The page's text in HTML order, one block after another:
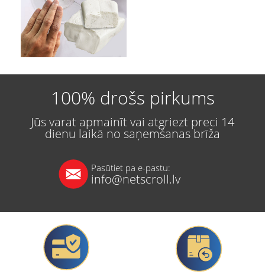
100% drošs pirkums
Jūs varat apmainīt vai atgriezt preci 14
dienu laikā no saņemšanas brīža
Pasūtiet pa e-pastu:
info@netscroll.lv